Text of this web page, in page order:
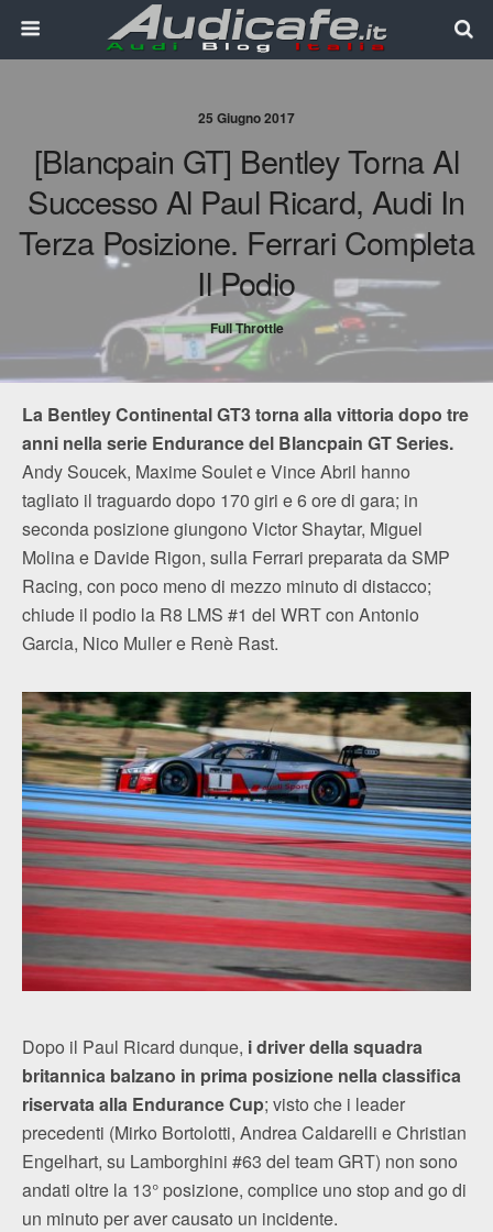
25 Giugno 2017
[Blancpain GT] Bentley Torna Al
Successo Al Paul Ricard, Audi In
Terza Posizione. Ferrari Completa
Il Podio
Full Throttle
La Bentley Continental GT3 torna alla vittoria dopo tre
anni nella serie Endurance del Blancpain GT Series.
Andy Soucek, Maxime Soulet e Vince Abril hanno
tagliato il traguardo dopo 170 giri e 6 ore di gara; in
seconda posizione giungono Victor Shaytar, Miguel
Molina e Davide Rigon, sulla Ferrari preparata da SMP
Racing, con poco meno di mezzo minuto di distacco;
chiude il podio la R8 LMS #1 del WRT con Antonio
Garcia, Nico Muller e Renè Rast.
Dopo il Paul Ricard dunque, i driver della squadra
britannica balzano in prima posizione nella classifica
riservata alla Endurance Cup; visto che i leader
precedenti (Mirko Bortolotti, Andrea Caldarelli e Christian
Engelhart, su Lamborghini #63 del team GRT) non sono
andati oltre la 13° posizione, complice uno stop and go di
un minuto per aver causato un incidente.